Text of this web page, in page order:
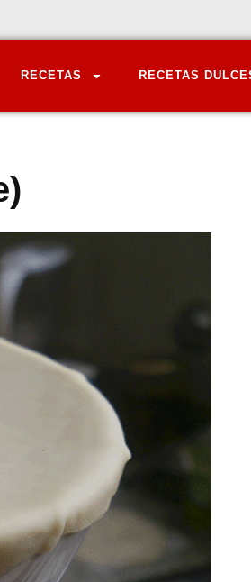
RECETAS RECETAS